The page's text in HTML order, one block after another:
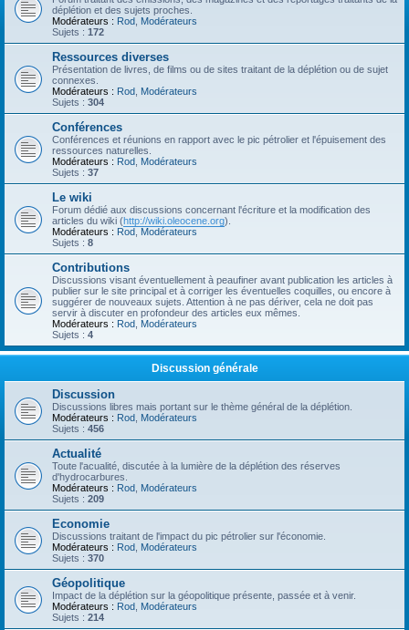
déplétion et des sujets proches.
Modérateurs : Rod Modérateurs
Sujets : 172
Ressources diverses
Présentation de livres, de films ou de sites traitant de la déplétion ou de sujet
connexes.
Modérateurs : Rod Modérateurs
Sujets : 304
Conférences
Conférences et réunions en rapport avec le pic pétrolier et l'épuisement des
ressources naturelles.
Modérateurs : Rod Modérateurs
Sujets : 37
Le wiki
Forum dédié aux discussions concernant l'écriture et la modification des
articles du wiki (http://wiki.oleocene.org).
Modérateurs : Rod Modérateurs
Sujets : 8
Contributions
Discussions visant éventuellement à peaufiner avant publication les articles à
publier sur le site principal et à corriger les éventuelles coquilles, ou encore à
suggérer de nouveaux sujets. Attention à ne pas dériver, cela ne doit pas
servir à discuter en profondeur des articles eux mêmes.
Modérateurs : Rod Modérateurs
Sujets : 4
Discussion générale
Discussion
Discussions libres mais portant sur le thème général de la déplétion.
Modérateurs : Rod Modérateurs
Sujets : 456
Actualité
Toute l'acualité, discutée à la lumière de la déplétion des réserves
d'hydrocarbures.
Modérateurs : Rod Modérateurs
Sujets : 209
Economie
Discussions traitant de l'impact du pic pétrolier sur l'économie.
Modérateurs : Rod Modérateurs
Sujets : 370
Géopolitique
Impact de la déplétion sur la géopolitique présente, passée et à venir.
Modérateurs : Rod Modérateurs
Sujets : 214